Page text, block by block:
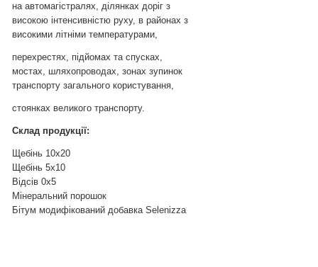
на автомагістралях, ділянках доріг з
високою інтенсивністю руху, в районах з
високими літніми температурами,
перехрестях, підйомах та спусках,
мостах, шляхопроводах, зонах зупинок
транспорту загального користування,
стоянках великого транспорту.
Склад продукції:
Щебінь 10х20
Щебінь 5х10
Відсів 0х5
Мінеральний порошок
Бітум модифікований добавка Selenizza